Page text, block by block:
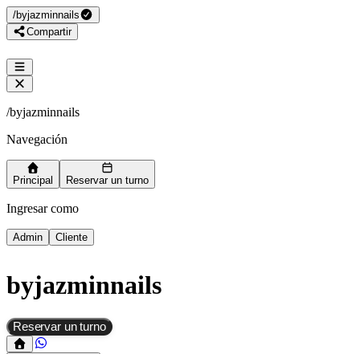
/byjazminnails
Compartir
/byjazminnails
Navegación
Principal Reservar un turno
Ingresar como
Admin Cliente
byjazminnails
Reservar un turno